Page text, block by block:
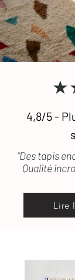
4,8/5 -
“Des tapis
Qualité
Lire